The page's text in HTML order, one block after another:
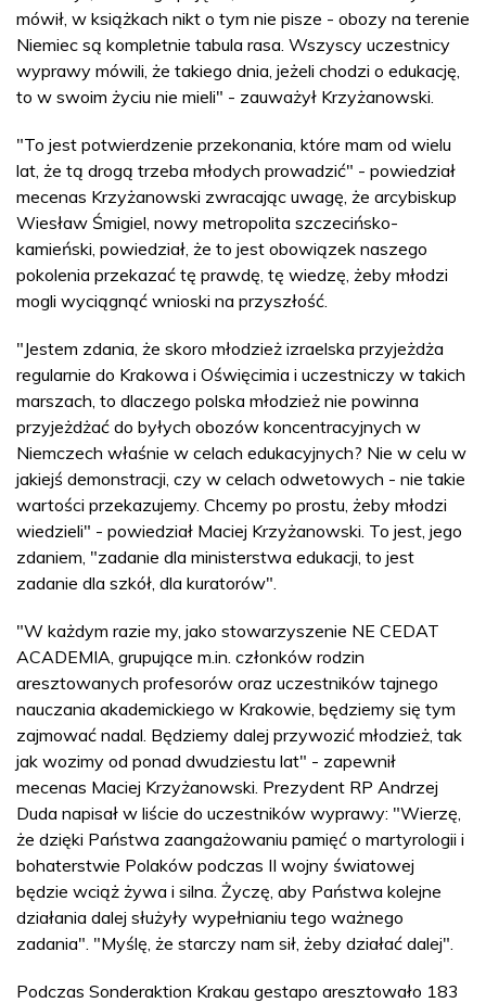
mówił, w książkach nikt o tym nie pisze - obozy na terenie
Niemiec są kompletnie tabula rasa. Wszyscy uczestnicy
wyprawy mówili, że takiego dnia, jeżeli chodzi o edukację,
to w swoim życiu nie mieli" - zauważył Krzyżanowski.
"To jest potwierdzenie przekonania, które mam od wielu
lat, że tą drogą trzeba młodych prowadzić" - powiedział
mecenas Krzyżanowski zwracając uwagę, że arcybiskup
Wiesław Śmigiel, nowy metropolita szczecińsko-
kamieński, powiedział, że to jest obowiązek naszego
pokolenia przekazać tę prawdę, tę wiedzę, żeby młodzi
mogli wyciągnąć wnioski na przyszłość.
"Jestem zdania, że skoro młodzież izraelska przyjeżdża
regularnie do Krakowa i Oświęcimia i uczestniczy w takich
marszach, to dlaczego polska młodzież nie powinna
przyjeżdżać do byłych obozów koncentracyjnych w
Niemczech właśnie w celach edukacyjnych? Nie w celu w
jakiejś demonstracji, czy w celach odwetowych - nie takie
wartości przekazujemy. Chcemy po prostu, żeby młodzi
wiedzieli" - powiedział Maciej Krzyżanowski. To jest, jego
zdaniem, "zadanie dla ministerstwa edukacji, to jest
zadanie dla szkół, dla kuratorów".
"W każdym razie my, jako stowarzyszenie NE CEDAT
ACADEMIA, grupujące m.in. członków rodzin
aresztowanych profesorów oraz uczestników tajnego
nauczania akademickiego w Krakowie, będziemy się tym
zajmować nadal. Będziemy dalej przywozić młodzież, tak
jak wozimy od ponad dwudziestu lat" - zapewnił
mecenas Maciej Krzyżanowski. Prezydent RP Andrzej
Duda napisał w liście do uczestników wyprawy: "Wierzę,
że dzięki Państwa zaangażowaniu pamięć o martyrologii i
bohaterstwie Polaków podczas II wojny światowej
będzie wciąż żywa i silna. Życzę, aby Państwa kolejne
działania dalej służyły wypełnianiu tego ważnego
zadania". "Myślę, że starczy nam sił, żeby działać dalej".
Podczas Sonderaktion Krakau gestapo aresztowało 183